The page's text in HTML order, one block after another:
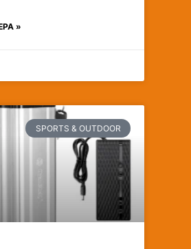
»
SPORTS & OUTDOOR